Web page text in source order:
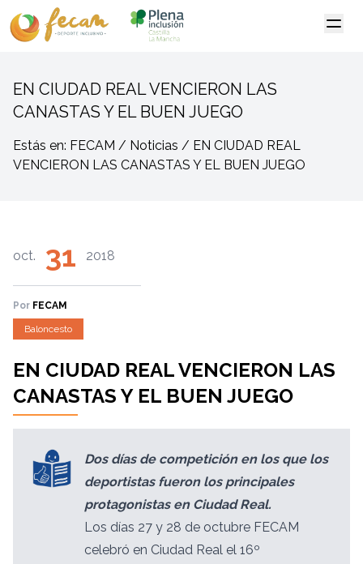
EN CIUDAD REAL VENCIERON LAS
CANASTAS Y EL BUEN JUEGO
Estás en: FECAM / Noticias / EN CIUDAD REAL
VENCIERON LAS CANASTAS Y EL BUEN JUEGO
oct. 31 2018
Por FECAM
Baloncesto
EN CIUDAD REAL VENCIERON LAS
CANASTAS Y EL BUEN JUEGO
Dos días de competición en los que los
deportistas fueron los principales
protagonistas en Ciudad Real.
Los días 27 y 28 de octubre FECAM
celebró en Ciudad Real el 16º